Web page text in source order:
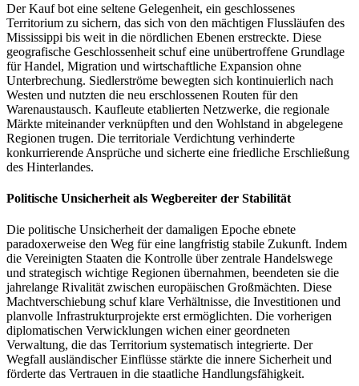
Der Kauf bot eine seltene Gelegenheit, ein geschlossenes
Territorium zu sichern, das sich von den mächtigen Flussläufen des
Mississippi bis weit in die nördlichen Ebenen erstreckte. Diese
geografische Geschlossenheit schuf eine unübertroffene Grundlage
für Handel, Migration und wirtschaftliche Expansion ohne
Unterbrechung. Siedlerströme bewegten sich kontinuierlich nach
Westen und nutzten die neu erschlossenen Routen für den
Warenaustausch. Kaufleute etablierten Netzwerke, die regionale
Märkte miteinander verknüpften und den Wohlstand in abgelegene
Regionen trugen. Die territoriale Verdichtung verhinderte
konkurrierende Ansprüche und sicherte eine friedliche Erschließung
des Hinterlandes.
Politische Unsicherheit als Wegbereiter der Stabilität
Die politische Unsicherheit der damaligen Epoche ebnete
paradoxerweise den Weg für eine langfristig stabile Zukunft. Indem
die Vereinigten Staaten die Kontrolle über zentrale Handelswege
und strategisch wichtige Regionen übernahmen, beendeten sie die
jahrelange Rivalität zwischen europäischen Großmächten. Diese
Machtverschiebung schuf klare Verhältnisse, die Investitionen und
planvolle Infrastrukturprojekte erst ermöglichten. Die vorherigen
diplomatischen Verwicklungen wichen einer geordneten
Verwaltung, die das Territorium systematisch integrierte. Der
Wegfall ausländischer Einflüsse stärkte die innere Sicherheit und
förderte das Vertrauen in die staatliche Handlungsfähigkeit.